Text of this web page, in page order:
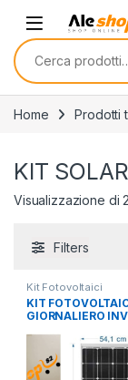
Cerca:
Home Prodotti
KIT
Visualizzazione di
Filters
Kit Fotovoltaici
KIT
GIORNALIERO
PANNELLO
BATTERIA 100AH